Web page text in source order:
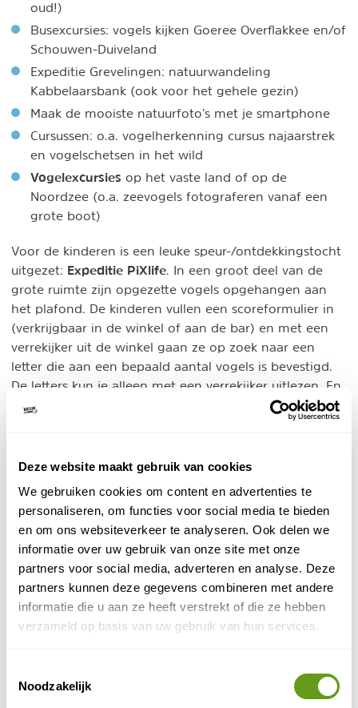
Deze website maakt gebruik van cookies
We gebruiken cookies om content en advertenties te
personaliseren, om functies voor social media te bieden
en om ons websiteverkeer te analyseren. Ook delen we
informatie over uw gebruik van onze site met onze
partners voor social media, adverteren en analyse. Deze
partners kunnen deze gegevens combineren met andere
informatie die u aan ze heeft verstrekt of die ze hebben
verzameld op basis van uw gebruik van hun services.
Noodzakelijk
oud!)
Busexcursies: vogels kijken Goeree Overflakkee en/of
Schouwen-Duiveland
Expeditie Grevelingen: natuurwandeling
Kabbelaarsbank (ook voor het gehele gezin)
Maak de mooiste natuurfoto’s met je smartphone
Cursussen: o.a. vogelherkenning cursus najaarstrek
en vogelschetsen in het wild
Vogelexcursies op het vaste land of op de
Noordzee (o.a. zeevogels fotograferen vanaf een
grote boot)
Voor de kinderen is een leuke speur-/ontdekkingstocht
uitgezet: Expeditie PiXlife. In een groot deel van de
grote ruimte zijn opgezette vogels opgehangen aan
het plafond. De kinderen vullen een scoreformulier in
(verkrijgbaar in de winkel of aan de bar) en met een
verrekijker uit de winkel gaan ze op zoek naar een
letter die aan een bepaald aantal vogels is bevestigd.
De letters kun je alleen met een verrekijker uitlezen. En
als je alle letters gevonden en ingevuld hebt, vormen
de gevonden letters een woord. Een leuke bezigheid
bijzondere vogels van groot tot klein.
Wandelen Brouwersdam
Wil en Anna namen zelf deel aan twee
wandelexcursies van PiXlife.
- PiXlife Natuurwandeling Kabbelaarsbank
Center Parcs en Roompot is uit het oude werkeiland
Nature Xperience organiseert een wandeling met gids,
die uitleg geeft over vooral de flora en fauna van dit